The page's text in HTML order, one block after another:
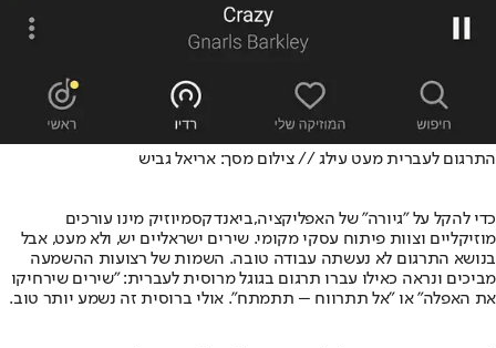
התרגום לעברית מעט עילג // צילום מסך: אריאל גביש
כדי להקל על "גיורה" של האפליקציה,ביאנדקסמיוזיק מינו עורכים
מוזיקליים וצוות פיתוח עסקי מקומי. שירים ישראליים יש, ולא מעט, אבל
בנושא התרגום לא נעשתה עבודה טובה. השמות של רצועות ההשמעה
מביכים ונראה כאילו עברו תרגום בגוגל מרוסית לעברית: "שירים שירחיקו
את האפלה" או "אל תתרווח – תתמתח". אולי ברוסית זה נשמע יותר טוב.